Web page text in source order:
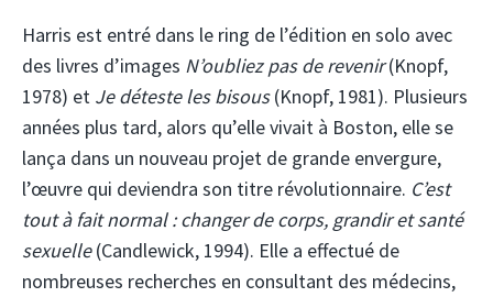
Harris est entré dans le ring de l’édition en solo avec
des livres d’images N’oubliez pas de revenir(Knopf,
1978) et Je déteste les bisous(Knopf, 1981). Plusieurs
années plus tard, alors qu’elle vivait à Boston, elle se
lança dans un nouveau projet de grande envergure,
l’œuvre qui deviendra son titre révolutionnaire. C’est
tout à fait normal : changer de corps, grandir et santé
sexuelle(Candlewick, 1994). Elle a effectué de
nombreuses recherches en consultant des médecins,